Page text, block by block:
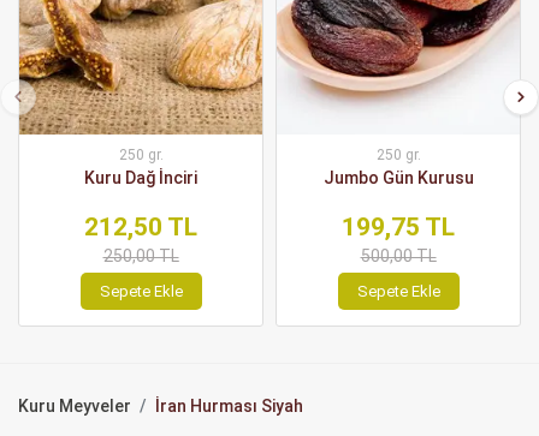
250 gr.
Kuru Dağ İnciri
212,50 TL
250,00 TL
Sepete Ekle
250 gr.
Jumbo Gün Kurusu
199,75 TL
500,00 TL
Sepete Ekle
Kuru Meyveler İran Hurması Siyah